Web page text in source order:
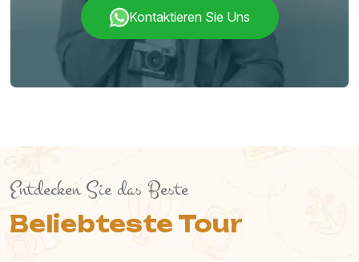
Kontaktieren Sie Uns
Entdecken Sie das Beste
Beliebteste Tour